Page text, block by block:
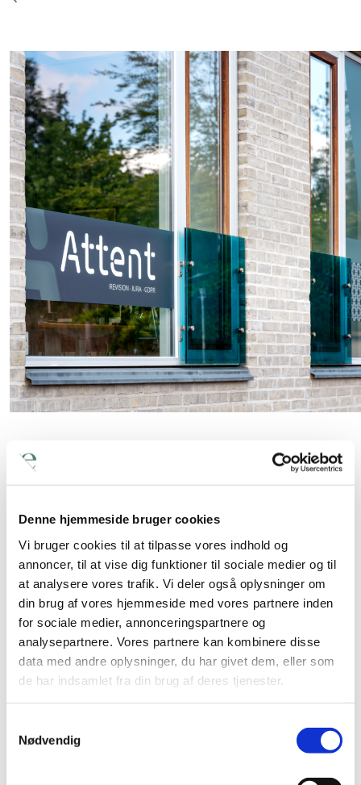
Denne hjemmeside bruger cookies
Vi bruger cookies til at tilpasse vores indhold og
annoncer, til at vise dig funktioner til sociale medier og til
at analysere vores trafik. Vi deler også oplysninger om
din brug af vores hjemmeside med vores partnere inden
for sociale medier, annonceringspartnere og
analysepartnere. Vores partnere kan kombinere disse
data med andre oplysninger, du har givet dem, eller som
de har indsamlet fra din brug af deres tjenester.
Nødvendig
effekt
…ellers er de ligegyldige – det samme gælder for
din skiltning. Du kan lave de mest iøjnefaldende
skilte, men er skilte ikke placeret, så besøgende
kan se dem, har de ingen effekt. Skiltningen skal
møde dine gæster i øjenhøjde og placeres, så de
ledes i den rigtige retning.
Et facadeskilt skal lede dine besøgende i retning
af dit domicil – også når de kommer kørende
forbi. Derfor skal dit facadeskilt skille sig ud fra